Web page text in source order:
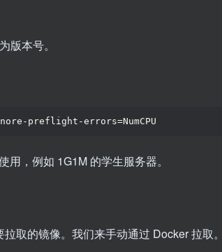
版本号。
preflight-errors=NumCPU
，例如 1G1M 的学生服务器。
拉取的镜像。我们来手动通过 Docker 拉取